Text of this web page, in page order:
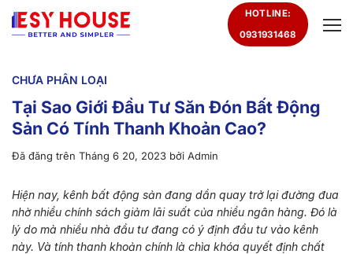
đến
HOTLINE:
0931931468
CHƯA PHÂN LOẠI
Tại Sao Giới Đầu Tư Săn Đón Bất Động
Sản Có Tính Thanh Khoản Cao?
Đã đăng trên Tháng 6 20, 2023 bởi Admin
Hiện nay, kênh bất động sản đang dần quay trở lại đường đua
nhờ nhiều chính sách giảm lãi suất của nhiều ngân hàng. Đó là
lý do mà nhiều nhà đầu tư đang có ý định đầu tư vào kênh
này. Và tính thanh khoản chính là chìa khóa quyết định chất